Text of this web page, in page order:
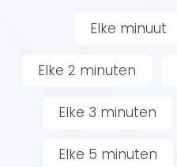
Elke minuut
Elke 2 minuten
Elke 3 minuten
Elke 5 minuten